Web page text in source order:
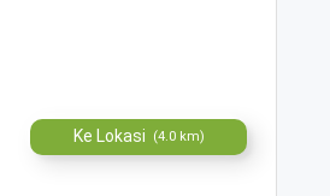
Ke Lokasi (4.0 km)